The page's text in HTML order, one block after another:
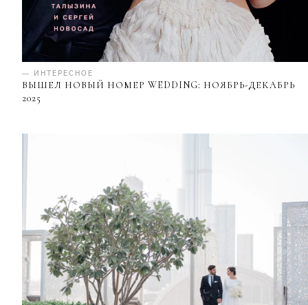
— ИНТЕРЕСНОЕ
ВЫШЕЛ НОВЫЙ НОМЕР WEDDING: НОЯБРЬ-ДЕКАБРЬ
2025